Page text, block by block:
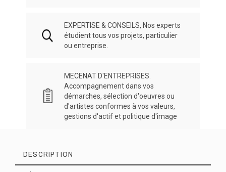
EXPERTISE & CONSEILS, Nos experts
étudient tous vos projets, particulier
ou entreprise.
MECENAT D'ENTREPRISES.
Accompagnement dans vos
démarches, sélection d'oeuvres ou
d'artistes conformes à vos valeurs,
gestions d'actif et politique d'image
DESCRIPTION